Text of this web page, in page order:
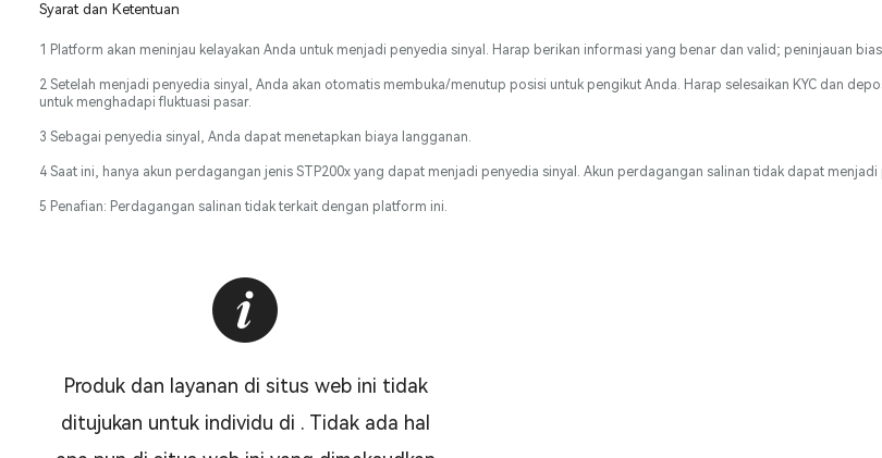
Syarat dan Ketentuan
1 Platform akan meninjau kelayakan Anda untuk menjadi penyedia sinyal. Harap berikan informasi yang benar dan valid; peninjauan
2 Setelah menjadi penyedia sinyal, Anda akan otomatis membuka/menutup posisi untuk pengikut Anda. Harap selesaikan KYC dan
untuk menghadapi fluktuasi pasar.
3 Sebagai penyedia sinyal, Anda dapat menetapkan biaya langganan.
4 Saat ini, hanya akun perdagangan jenis STP200x yang dapat menjadi penyedia sinyal. Akun perdagangan salinan tidak dapat menjadi
5 Penafian: Perdagangan salinan tidak terkait dengan platform ini.
Produk dan layanan di situs web ini tidak
ditujukan untuk individu di . Tidak ada hal